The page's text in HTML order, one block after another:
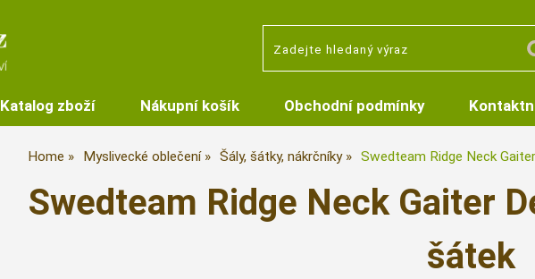
Katalog zboží Nákupní košík Obchodní podmínky
Home Myslivecké oblečení Šály, šátky, nákrčníky Swedteam Ridge Neck
Swedteam Ridge Neck Gaiter
šátek